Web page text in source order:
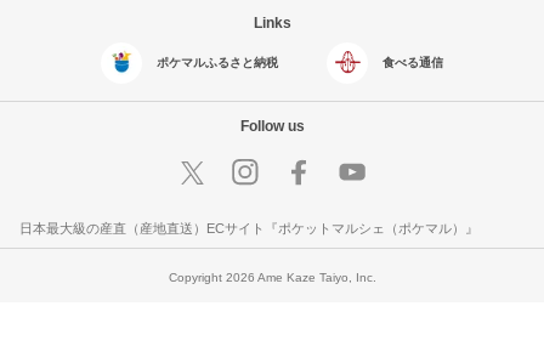
Links
ポケマルふるさと納税 食べる通信
Follow us
日本最大級の産直（産地直送）ECサイト『ポケットマルシェ（ポケマル）』
Copyright 2026 Ame Kaze Taiyo, Inc.